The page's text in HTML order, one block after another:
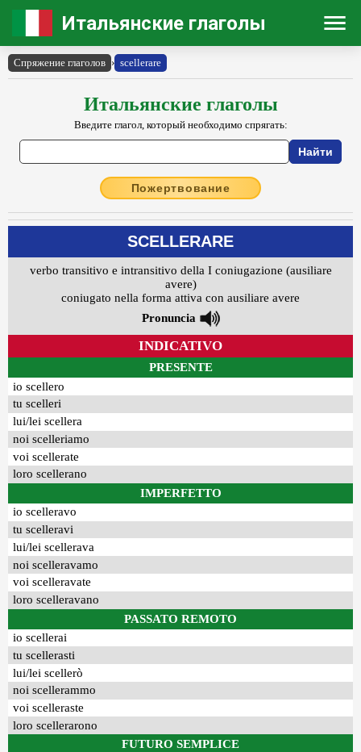
Итальянские глаголы
Спряжение глаголов › scellerare
Итальянские глаголы
Введите глагол, который необходимо спрягать:
Пожертвование
SCELLERARE
verbo transitivo e intransitivo della I coniugazione (ausiliare
avere)
coniugato nella forma attiva con ausiliare avere
Pronuncia
INDICATIVO
PRESENTE
io scellero
tu scelleri
lui/lei scellera
noi scelleriamo
voi scellerate
loro scellerano
IMPERFETTO
io scelleravo
tu scelleravi
lui/lei scellerava
noi scelleravamo
voi scelleravate
loro scelleravano
PASSATO REMOTO
io scellerai
tu scellerasti
lui/lei scellerò
noi scellerammo
voi scelleraste
loro scellerarono
FUTURO SEMPLICE